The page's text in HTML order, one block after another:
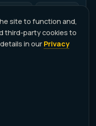
✓
site to function and,
third-party cookies to
in our Privacy